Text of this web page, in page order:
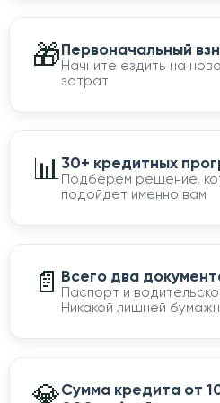
🎁Первоначальный
Начните ездить на
затрат
📊30+ кредитных
Подберем решение,
подойдет именно вам
📄 Всего два
Паспорт и
Никакой лишней
💎Сумма кредита от